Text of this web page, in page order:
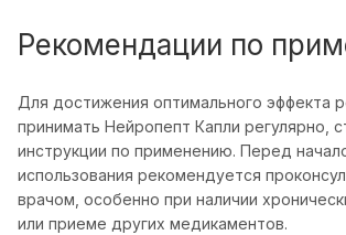
Рекомендации по
Для достижения оптимального эффекта
принимать Нейропепт Капли регулярно,
инструкции по применению. Перед
использования рекомендуется
врачом, особенно при наличии
или приеме других медикаментов.